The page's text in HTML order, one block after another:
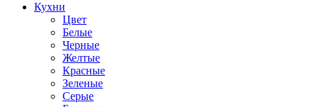
Кухни
Цвет
Белые
Черные
Желтые
Красные
Зеленые
Серые